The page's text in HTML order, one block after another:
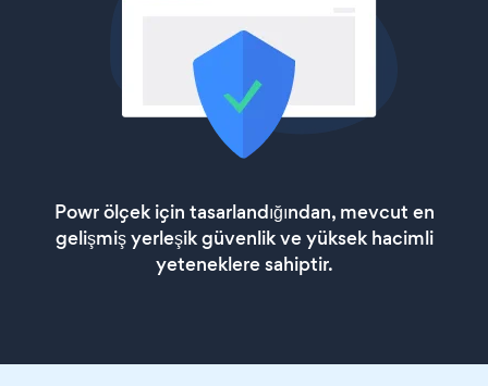
Powr ölçek için tasarlandığından, mevcut en
gelişmiş yerleşik güvenlik ve yüksek hacimli
yeteneklere sahiptir.